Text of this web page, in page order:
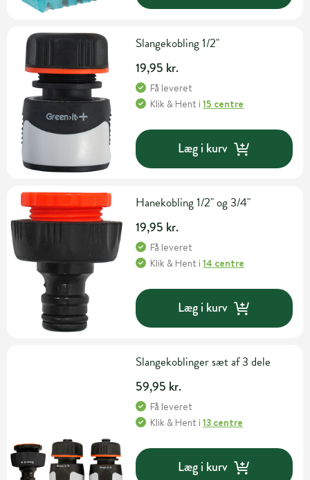
Slangekobling 1/2"
19,95 kr.
Få leveret
Klik & Hent i15 centre
Læg i kurv
Hanekobling 1/2" og 3/4"
19,95 kr.
Få leveret
Klik & Hent i14 centre
Læg i kurv
Slangekoblinger sæt af 3 dele
59,95 kr.
Få leveret
Klik & Hent i13 centre
Læg i kurv